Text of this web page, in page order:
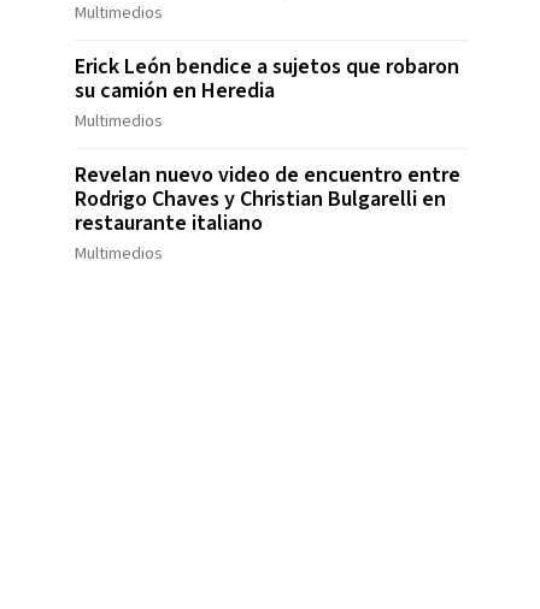
Multimedios
Erick León bendice a sujetos que robaron
su camión en Heredia
Multimedios
Revelan nuevo video de encuentro entre
Rodrigo Chaves y Christian Bulgarelli en
restaurante italiano
Multimedios